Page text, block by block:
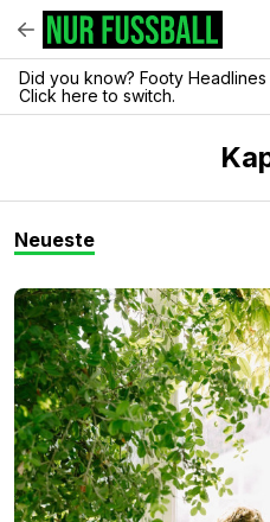
Did you know? Footy
Click here to switch.
Neueste